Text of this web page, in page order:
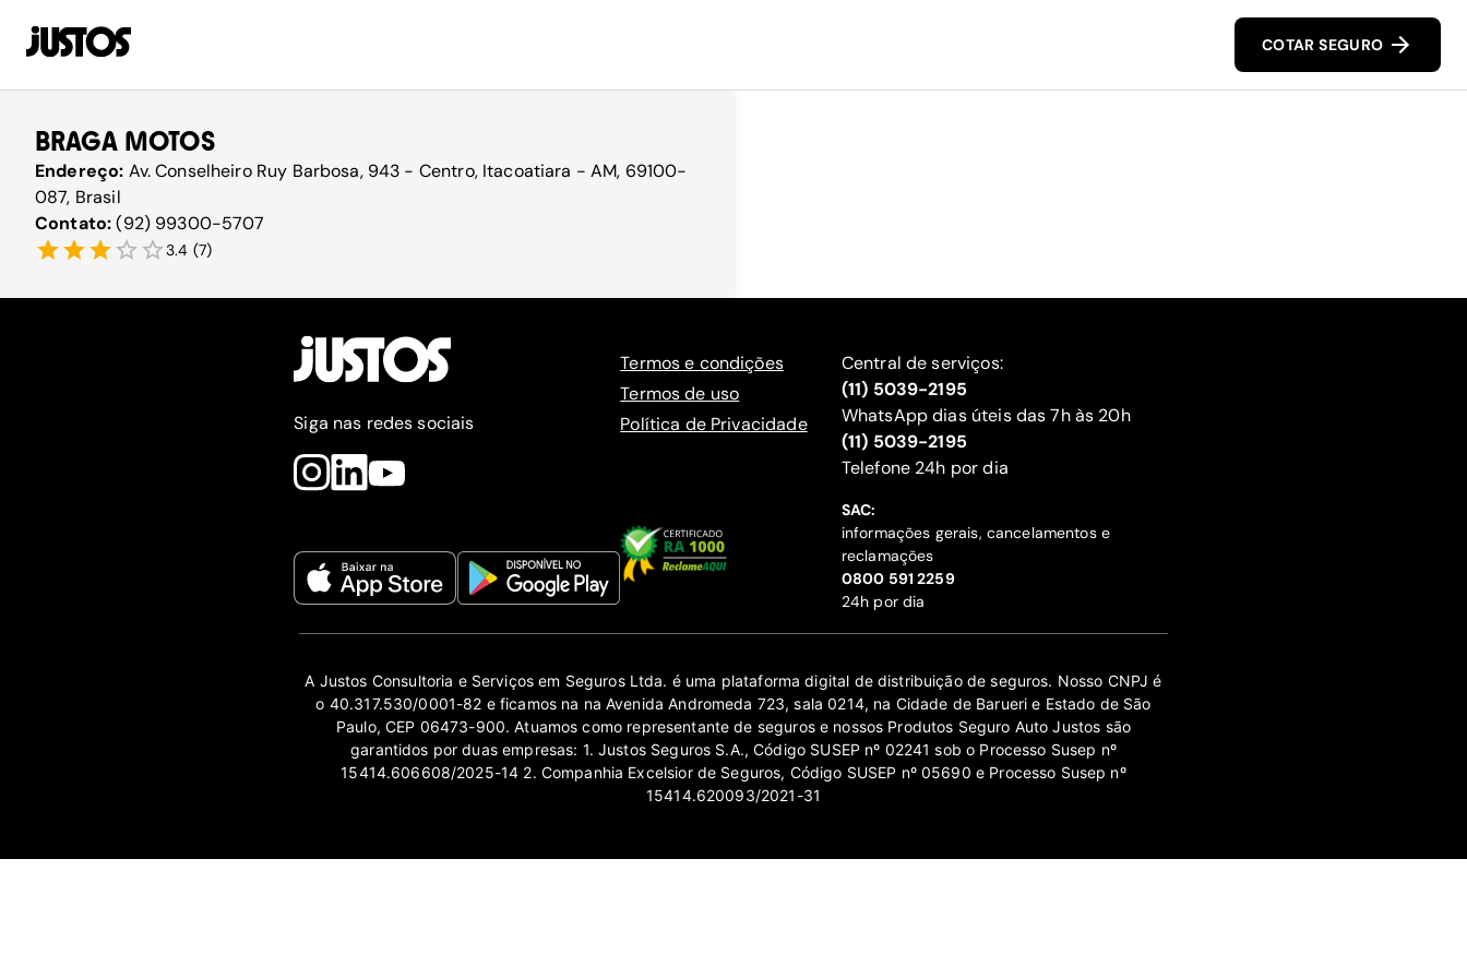
COTAR SEGURO
BRAGA MOTOS
Endereço: Av. Conselheiro Ruy Barbosa, 943 - Centro, Itacoatiara - AM, 69100-
087, Brasil
Contato:(92) 99300-5707
3.4 (7)
Siga nas redes sociais
Termos e condições
Termos de uso
Política de Privacidade
Central de serviços:
(11) 5039-2195
WhatsApp dias úteis das 7h às 20h
(11) 5039-2195
‍Telefone 24h por dia
SAC:
informações gerais, cancelamentos e
reclamações
‍0800 591 2259
24h por dia
A Justos Consultoria e Serviços em Seguros Ltda. é uma plataforma digital de distribuição de seguros. Nosso CNPJ é
o 40.317.530/0001-82 e ficamos na na Avenida Andromeda 723, sala 0214, na Cidade de Barueri e Estado de São
Paulo, CEP 06473-900. Atuamos como representante de seguros e nossos Produtos Seguro Auto Justos são
garantidos por duas empresas: 1. Justos Seguros S.A., Código SUSEP nº 02241 sob o Processo Susep nº
15414.606608/2025-14 2. Companhia Excelsior de Seguros, Código SUSEP nº 05690 e Processo Susep nº
15414.620093/2021-31